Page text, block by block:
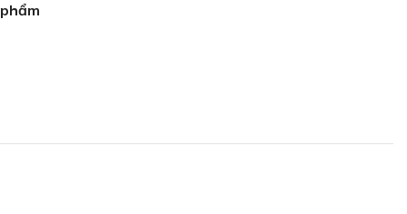
phẩm